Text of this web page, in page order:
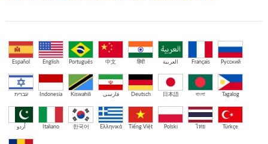
Español English Português 中文 हिंदी العربية Français Русский
עברית Indonesia Kiswahili فارسی Deutsch 日本語 বাংলা Tagalog
اُردو Italiano 한국어 Ελληνικά Tiếng Việt Polski ไทย Türkçe